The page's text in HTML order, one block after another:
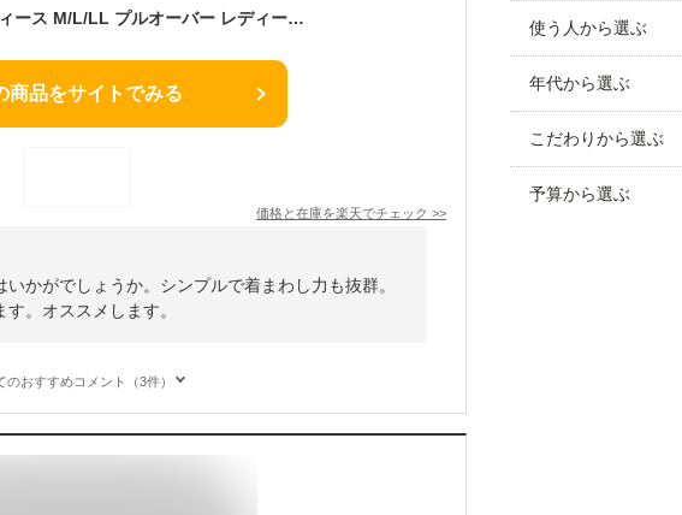
カットソー 長袖 レディース M/L/LL プルオーバー レディース きれいめ 襟 フリル 袖 ボートネック リブカットソー トップス おしゃれ 黒 ブラック 冬 メロウ トップス オフィス
商品をサイトでみる
価格と在庫を楽天でチェック >>
かがでしょうか。シンプルで着まわし力も抜群。
。オススメします。
のおすすめコメント（3件）
使う人から選ぶ
年代から選ぶ
こだわりから選ぶ
予算から選ぶ